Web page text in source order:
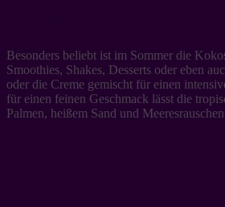
Besonders beliebt ist im Sommer die
Smoothies, Shakes, Desserts oder eben
oder die Creme gemischt für einen
für einen feinen Geschmack lässt die
Palmen, heißem Sand und